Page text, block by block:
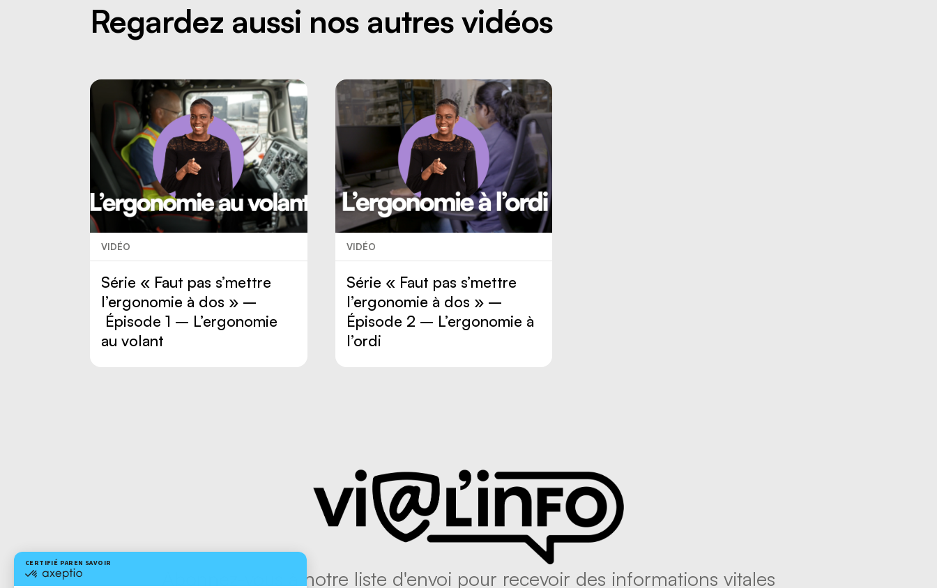
Regardez aussi nos autres vidéos
VIDÉO
Série « Faut pas s’mettre
l’ergonomie à dos » –
Épisode 1 – L’ergonomie
au volant
VIDÉO
Série « Faut pas s’mettre
l’ergonomie à dos » –
Épisode 2 – L’ergonomie à
l’ordi
Abonnez-vous à notre liste d'envoi pour recevoir des informations vitales